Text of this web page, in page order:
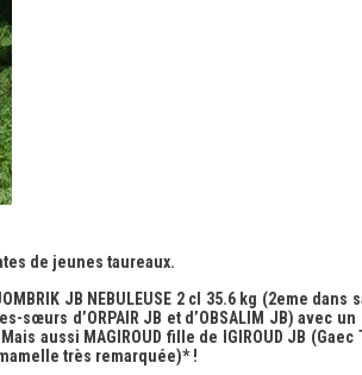
de jeunes taureaux.
JB NEBULEUSE 2 cl 35.6 kg (2eme dans
d’ORPAIR JB et d’OBSALIM JB) avec
aussi MAGIROUD fille de IGIROUD JB
très remarquée)* !